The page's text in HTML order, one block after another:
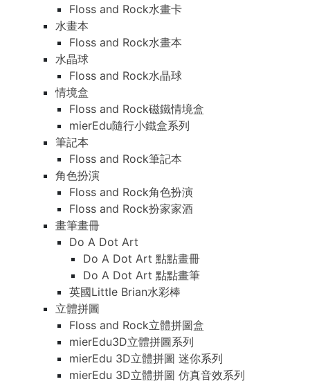
Floss and Rock水畫卡
水畫本
Floss and Rock水畫本
水晶球
Floss and Rock水晶球
情境盒
Floss and Rock磁鐵情境盒
mierEdu隨行小鐵盒系列
筆記本
Floss and Rock筆記本
角色扮演
Floss and Rock角色扮演
Floss and Rock扮家家酒
畫筆畫冊
Do A Dot Art
Do A Dot Art 點點畫冊
Do A Dot Art 點點畫筆
英國Little Brian水彩棒
立體拼圖
Floss and Rock立體拼圖盒
mierEdu3D立體拼圖系列
mierEdu 3D立體拼圖 迷你系列
mierEdu 3D立體拼圖 仿真音效系列